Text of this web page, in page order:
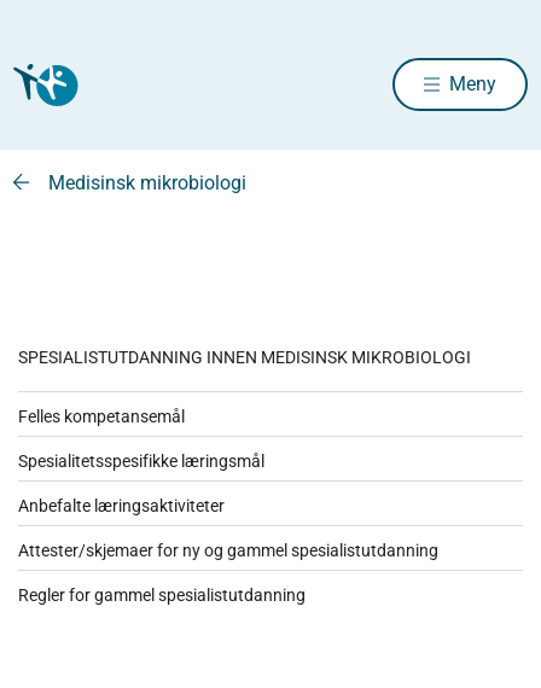
Meny
Medisinsk mikrobiologi
SPESIALISTUTDANNING INNEN MEDISINSK MIKROBIOLOGI
Felles kompetansemål
Spesialitetsspesifikke læringsmål
Anbefalte læringsaktiviteter
Attester/skjemaer for ny og gammel spesialistutdanning
Regler for gammel spesialistutdanning